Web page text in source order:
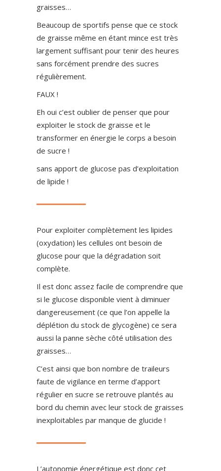
graisses…
Beaucoup de sportifs pense que ce stock
de graisse même en étant mince est très
largement suffisant pour tenir des heures
sans forcément prendre des sucres
régulièrement.
FAUX !
Eh oui c’est oublier de penser que pour
exploiter le stock de graisse et le
transformer en énergie le corps a besoin
de sucre !
sans apport de glucose pas d’exploitation
de lipide !
Pour exploiter complètement les lipides
(oxydation) les cellules ont besoin de
glucose pour que la dégradation soit
complète.
Il est donc assez facile de comprendre que
si le glucose disponible vient à diminuer
dangereusement (ce que l’on appelle la
déplétion du stock de glycogène) ce sera
aussi la panne sèche côté utilisation des
graisses…
C’est ainsi que bon nombre de traileurs
faute de vigilance en terme d’apport
régulier en sucre se retrouve plantés au
bord du chemin avec leur stock de graisses
inexploitables par manque de glucide !
L’autonomie énergétique est donc cet